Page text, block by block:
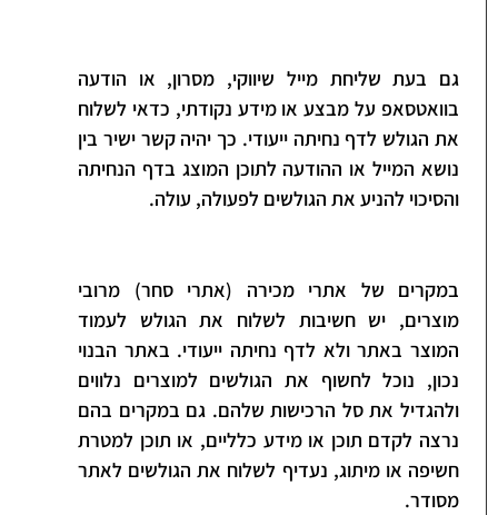
גם בעת שליחת מייל שיווקי, מסרון, או הודעה
בוואטסאפ על מבצע או מידע נקודתי, כדאי לשלוח
את הגולש לדף נחיתה ייעודי. כך יהיה קשר ישיר בין
נושא המייל או ההודעה לתוכן המוצג בדף הנחיתה
והסיכוי להניע את הגולשים לפעולה, עולה.
במקרים של אתרי מכירה (אתרי סחר) מרובי
מוצרים, יש חשיבות לשלוח את הגולש לעמוד
המוצר באתר ולא לדף נחיתה ייעודי. באתר הבנוי
נכון, נוכל לחשוף את הגולשים למוצרים נלווים
ולהגדיל את סל הרכישות שלהם. גם במקרים בהם
נרצה לקדם תוכן או מידע כלליים, או תוכן למטרת
חשיפה או מיתוג, נעדיף לשלוח את הגולשים לאתר
מסודר.